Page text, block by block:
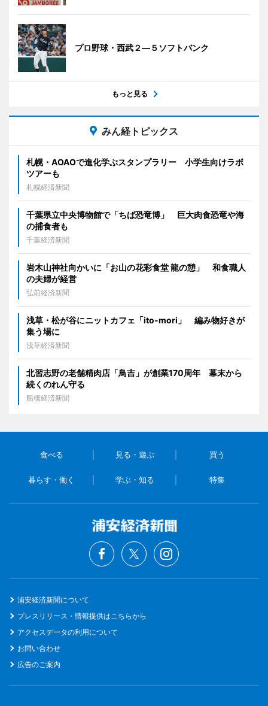
プロ野球・西武２―５ソフトバンク
もっと見る
みん経トピックス
札幌・AOAOで進化学ぶスタンプラリー 小学生向けラボ
ツアーも
札幌経済新聞
千葉県立中央博物館で「ちば恐竜博」 巨大肉食恐竜や海
の捕食者も
千葉経済新聞
岩木山神社向かいに「お山の花彩食堂 龍の憩」 和食職人
の夫婦が経営
弘前経済新聞
浅草・松が谷にニットカフェ「ito-mori」 編み物好きが
集う場に
浅草経済新聞
北習志野の老舗精肉店「鳥吉」が創業170周年 幕末から
続くのれん守る
船橋経済新聞
食べる 見る・遊ぶ 買う
暮らす・働く 学ぶ・知る 特集
浦安経済新聞について
プレスリリース・情報提供はこちらから
アクセスデータの利用について
お問い合わせ
広告のご案内